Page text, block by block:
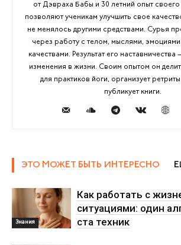
от Дэвраха Бабы и 30 летний опыт
позволяют ученикам улучшить свое
не менялось другими средствами. Сурья
через работу с телом, мыслями,
качествами. Результат его
изменения в жизни. Своим опытом он
для практиков йоги, организует
публикует книги.
ЭТО МОЖЕТ БЫТЬ ИНТЕРЕСНО
Знания
Как работать с
ситуациями: один
ста техник